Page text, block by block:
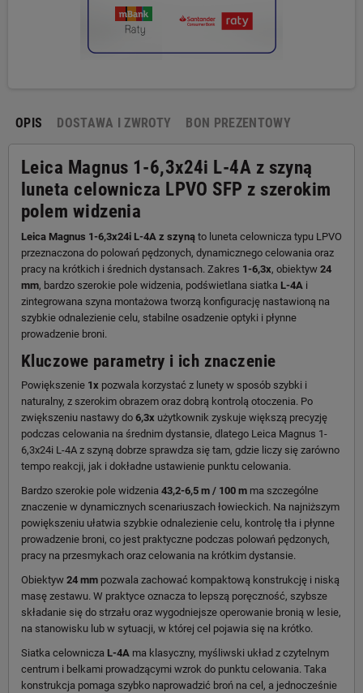
OPIS DOSTAWA I ZWROTY BON PREZENTOWY
Leica Magnus 1-6,3x24i L-4A z szyną
luneta celownicza LPVO SFP z szerokim
polem widzenia
Leica Magnus 1-6,3x24i L-4A z szyną to luneta celownicza typu LPVO
przeznaczona do polowań pędzonych, dynamicznego celowania oraz
pracy na krótkich i średnich dystansach. Zakres 1-6,3x, obiektyw 24
mm, bardzo szerokie pole widzenia, podświetlana siatka L-4A i
zintegrowana szyna montażowa tworzą konfigurację nastawioną na
szybkie odnalezienie celu, stabilne osadzenie optyki i płynne
prowadzenie broni.
Kluczowe parametry i ich znaczenie
Powiększenie 1x pozwala korzystać z lunety w sposób szybki i
naturalny, z szerokim obrazem oraz dobrą kontrolą otoczenia. Po
zwiększeniu nastawy do 6,3x użytkownik zyskuje większą precyzję
podczas celowania na średnim dystansie, dlatego Leica Magnus 1-
6,3x24i L-4A z szyną dobrze sprawdza się tam, gdzie liczy się zarówno
tempo reakcji, jak i dokładne ustawienie punktu celowania.
Bardzo szerokie pole widzenia 43,2-6,5 m / 100 m ma szczególne
znaczenie w dynamicznych scenariuszach łowieckich. Na najniższym
powiększeniu ułatwia szybkie odnalezienie celu, kontrolę tła i płynne
prowadzenie broni, co jest praktyczne podczas polowań pędzonych,
pracy na przesmykach oraz celowania na krótkim dystansie.
Obiektyw 24 mm pozwala zachować kompaktową konstrukcję i niską
masę zestawu. W praktyce oznacza to lepszą poręczność, szybsze
składanie się do strzału oraz wygodniejsze operowanie bronią w lesie,
na stanowisku lub w sytuacji, w której cel pojawia się na krótko.
Siatka celownicza L-4A ma klasyczny, myśliwski układ z czytelnym
centrum i belkami prowadzącymi wzrok do punktu celowania. Taka
konstrukcja pomaga szybko naprowadzić broń na cel, a jednocześnie